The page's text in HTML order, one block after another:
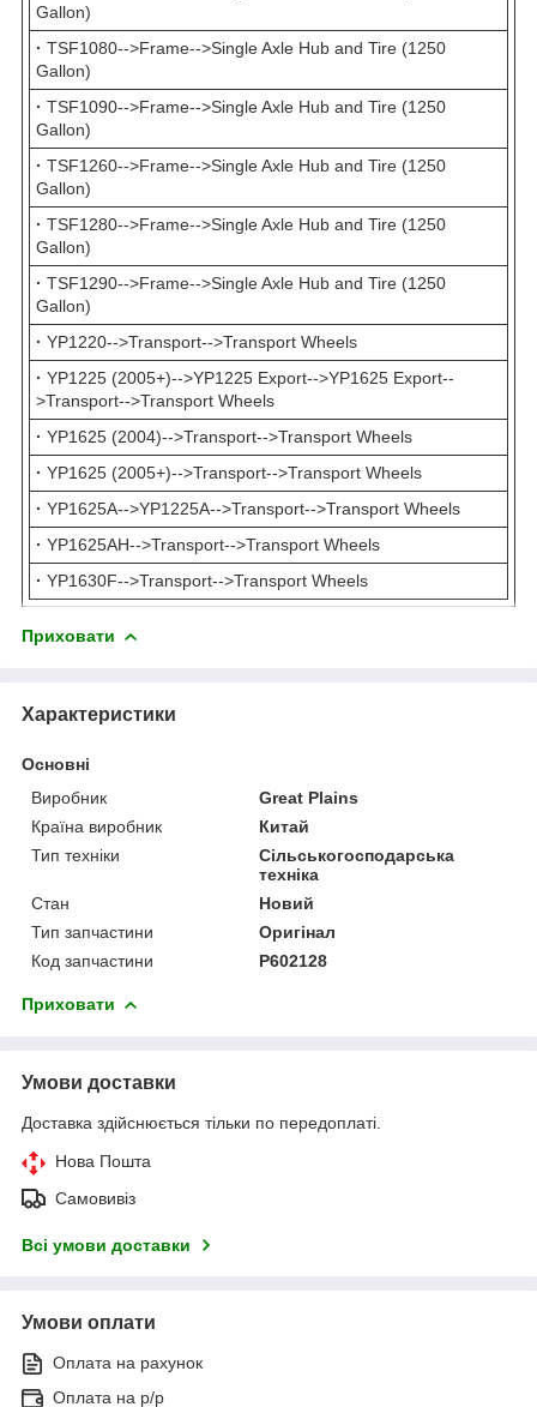
Gallon)
· TSF1080-->Frame-->Single Axle Hub and Tire (1250
Gallon)
· TSF1090-->Frame-->Single Axle Hub and Tire (1250
Gallon)
· TSF1260-->Frame-->Single Axle Hub and Tire (1250
Gallon)
· TSF1280-->Frame-->Single Axle Hub and Tire (1250
Gallon)
· TSF1290-->Frame-->Single Axle Hub and Tire (1250
Gallon)
· YP1220-->Transport-->Transport Wheels
· YP1225 (2005+)-->YP1225 Export-->YP1625 Export--
>Transport-->Transport Wheels
· YP1625 (2004)-->Transport-->Transport Wheels
· YP1625 (2005+)-->Transport-->Transport Wheels
· YP1625A-->YP1225A-->Transport-->Transport Wheels
· YP1625AH-->Transport-->Transport Wheels
· YP1630F-->Transport-->Transport Wheels
Приховати
Характеристики
Основні
Виробник
Great Plains
Країна виробник
Китай
Тип техніки
Сільськогосподарська
техніка
Стан
Новий
Тип запчастини
Оригінал
Код запчастини
P602128
Приховати
Умови доставки
Доставка здійснюється тільки по передоплаті.
Нова Пошта
Самовивіз
Всі умови доставки
Умови оплати
Оплата на рахунок
Оплата на р/р